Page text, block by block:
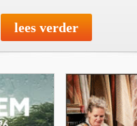
lees verder